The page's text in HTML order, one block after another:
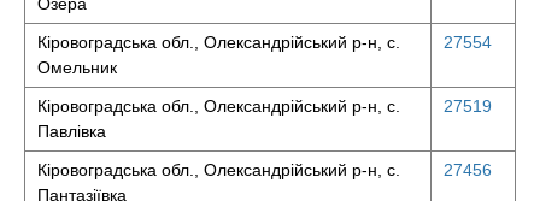
Кіровоградська обл., Олександрійський р-н, с.
Омельник
27554
Кіровоградська обл., Олександрійський р-н, с.
Павлівка
27519
Кіровоградська обл., Олександрійський р-н, с.
Пантазіївка
27456